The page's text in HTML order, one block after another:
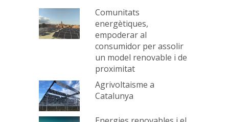
Comunitats
energètiques,
empoderar al
consumidor per assolir
un model renovable i de
proximitat
Agrivoltaisme a
Catalunya